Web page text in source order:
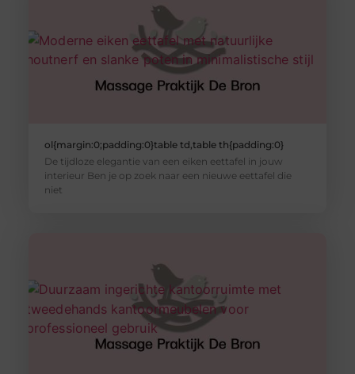
ol{margin:0;padding:0}table td,table th{padding:0}
De tijdloze elegantie van een eiken eettafel in jouw
interieur Ben je op zoek naar een nieuwe eettafel die
niet